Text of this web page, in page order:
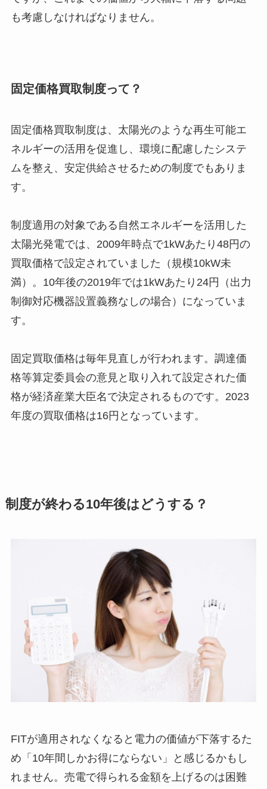
も考慮しなければなりません。
固定価格買取制度って？
固定価格買取制度は、太陽光のような再生可能エ
ネルギーの活用を促進し、環境に配慮したシステ
ムを整え、安定供給させるための制度でもありま
す。
制度適用の対象である自然エネルギーを活用した
太陽光発電では、2009年時点で1kWあたり48円の
買取価格で設定されていました（規模10kW未
満）。10年後の2019年では1kWあたり24円（出力
制御対応機器設置義務なしの場合）になっていま
す。
固定買取価格は毎年見直しが行われます。調達価
格等算定委員会の意見と取り入れて設定された価
格が経済産業大臣名で決定されるものです。2023
年度の買取価格は16円となっています。
制度が終わる10年後はどうする？
FITが適用されなくなると電力の価値が下落するた
め「10年間しかお得にならない」と感じるかもし
れません。売電で得られる金額を上げるのは困難